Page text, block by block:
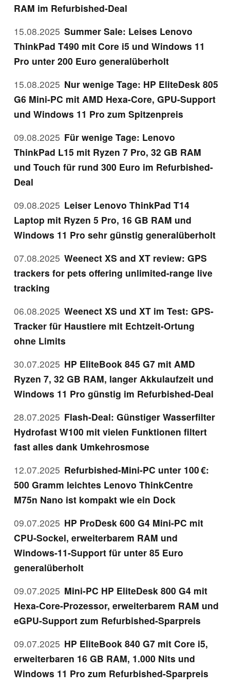
RAM im Refurbished-Deal
15.08.2025 Summer Sale: Leises Lenovo
ThinkPad T490 mit Core i5 und Windows 11
Pro unter 200 Euro generalüberholt
15.08.2025 Nur wenige Tage: HP EliteDesk 805
G6 Mini-PC mit AMD Hexa-Core, GPU-Support
und Windows 11 Pro zum Spitzenpreis
09.08.2025 Für wenige Tage: Lenovo
ThinkPad L15 mit Ryzen 7 Pro, 32 GB RAM
und Touch für rund 300 Euro im Refurbished-
Deal
09.08.2025 Leiser Lenovo ThinkPad T14
Laptop mit Ryzen 5 Pro, 16 GB RAM und
Windows 11 Pro sehr günstig generalüberholt
07.08.2025 Weenect XS and XT review: GPS
trackers for pets offering unlimited-range live
tracking
06.08.2025 Weenect XS und XT im Test: GPS-
Tracker für Haustiere mit Echtzeit-Ortung
ohne Limits
30.07.2025 HP EliteBook 845 G7 mit AMD
Ryzen 7, 32 GB RAM, langer Akkulaufzeit und
Windows 11 Pro günstig im Refurbished-Deal
28.07.2025 Flash-Deal: Günstiger Wasserfilter
Hydrofast W100 mit vielen Funktionen filtert
fast alles dank Umkehrosmose
12.07.2025 Refurbished-Mini-PC unter 100 €:
500 Gramm leichtes Lenovo ThinkCentre
M75n Nano ist kompakt wie ein Dock
09.07.2025 HP ProDesk 600 G4 Mini-PC mit
CPU-Sockel, erweiterbarem RAM und
Windows-11-Support für unter 85 Euro
generalüberholt
09.07.2025 Mini-PC HP EliteDesk 800 G4 mit
Hexa-Core-Prozessor, erweiterbarem RAM und
eGPU-Support zum Refurbished-Sparpreis
09.07.2025 HP EliteBook 840 G7 mit Core i5,
erweiterbaren 16 GB RAM, 1.000 Nits und
Windows 11 Pro zum Refurbished-Sparpreis